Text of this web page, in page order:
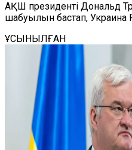
АҚШ президенті Дональд
шабуылын бастап, Украина
ҰСЫНЫЛҒАН